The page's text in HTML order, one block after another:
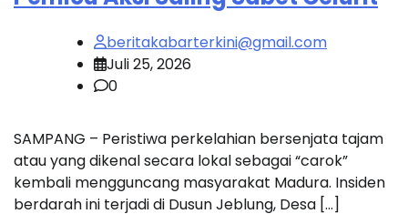
beritakabarterkini@gmail.com
Juli 25, 2026
0
SAMPANG – Peristiwa perkelahian bersenjata tajam
atau yang dikenal secara lokal sebagai “carok”
kembali mengguncang masyarakat Madura. Insiden
berdarah ini terjadi di Dusun Jeblung, Desa […]